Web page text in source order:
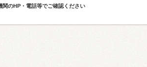
関のHP・電話等でご確認ください